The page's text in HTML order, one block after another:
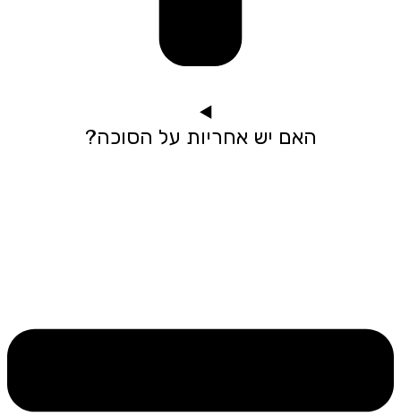
האם יש אחריות על הסוכה?